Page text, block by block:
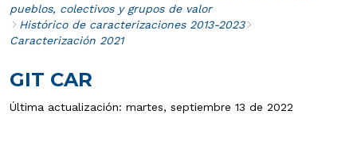
pueblos, colectivos y grupos de valor
Histórico de caracterizaciones 2013-2023
Caracterización 2021
GIT CAR
Última actualización: martes, septiembre 13 de 2022